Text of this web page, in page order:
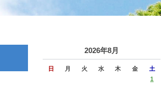
2026年8月
日 月 火 水 木 金 土
1